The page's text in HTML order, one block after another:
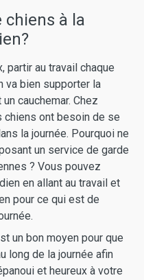
chiens à la
partir au travail chaque
va bien supporter la
cauchemar. Chez
chiens ont besoin de se
la journée. Pourquoi ne
un service de garde
? Vous pouvez
en allant au travail et
pour ce qui est de
un bon moyen pour que
long de la journée afin
et heureux à votre